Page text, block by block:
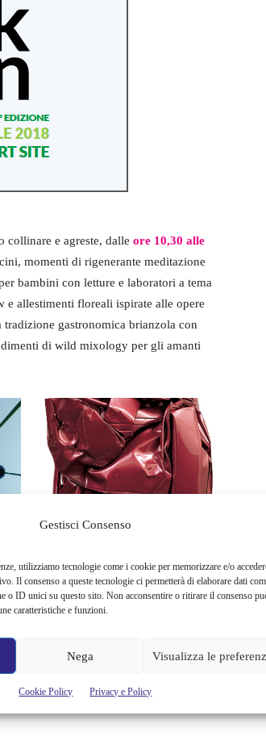
Gestisci Consenso
utilizziamo tecnologie come i cookie per memorizzare e/o
Il consenso a queste tecnologie ci permetterà di elaborare dati
o ID unici su questo sito. Non acconsentire o ritirare il consenso
caratteristiche e funzioni.
Nega Visualizza le
Cookie Policy Privacy e Policy
collinare e agreste, dalle ore 10,30 alle
momenti di rigenerante meditazione
bambini con letture e laboratori a tema
e allestimenti floreali ispirate alle opere
gastronomica brianzola con
di wild mixology per gli amanti
Site